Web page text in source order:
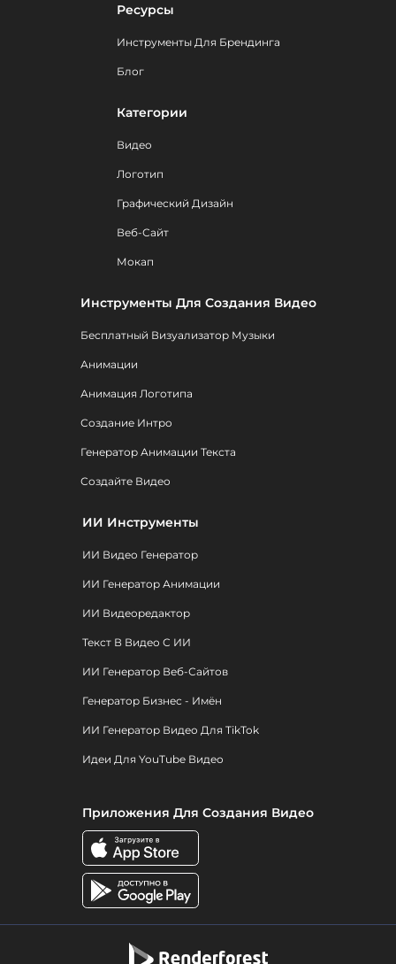
Ресурсы
Инструменты Для Брендинга
Блог
Категории
Видео
Логотип
Графический Дизайн
Веб-Сайт
Мокап
Инструменты Для Создания Видео
Бесплатный Визуализатор Музыки
Анимации
Анимация Логотипа
Создание Интро
Генератор Анимации Текста
Создайте Видео
ИИ Инструменты
ИИ Видео Генератор
ИИ Генератор Анимации
ИИ Видеоредактор
Текст В Видео С ИИ
ИИ Генератор Веб-Сайтов
Генератор Бизнес - Имён
ИИ Генератор Видео Для TikTok
Идеи Для YouTube Видео
Приложения Для Создания Видео